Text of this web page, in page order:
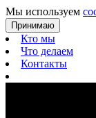
Мы используем
Принимаю
Кто мы
Что делаем
Контакты